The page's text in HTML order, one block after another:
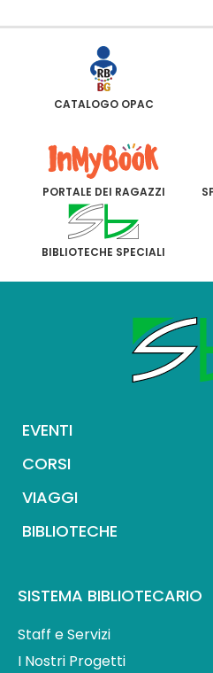
CATALOGO OPAC
PORTALE DEI RAGAZZI
BIBLIOTECHE SPECIALI
EVENTI
CORSI
VIAGGI
BIBLIOTECHE
SISTEMA BIBLIOTECARIO
Staff e Servizi
I Nostri Progetti